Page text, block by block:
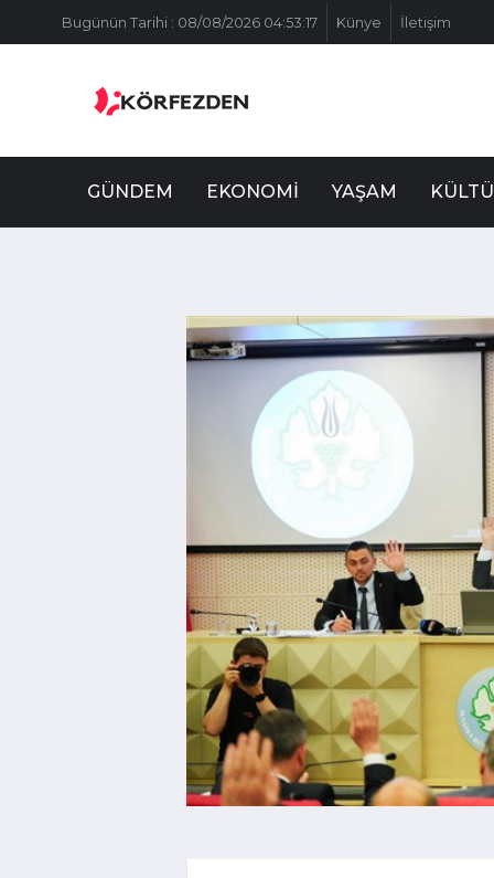
Bugünün Tarihi : 08/08/2026 04:53:17 Künye İletişim
GÜNDEM EKONOMI YAŞAM